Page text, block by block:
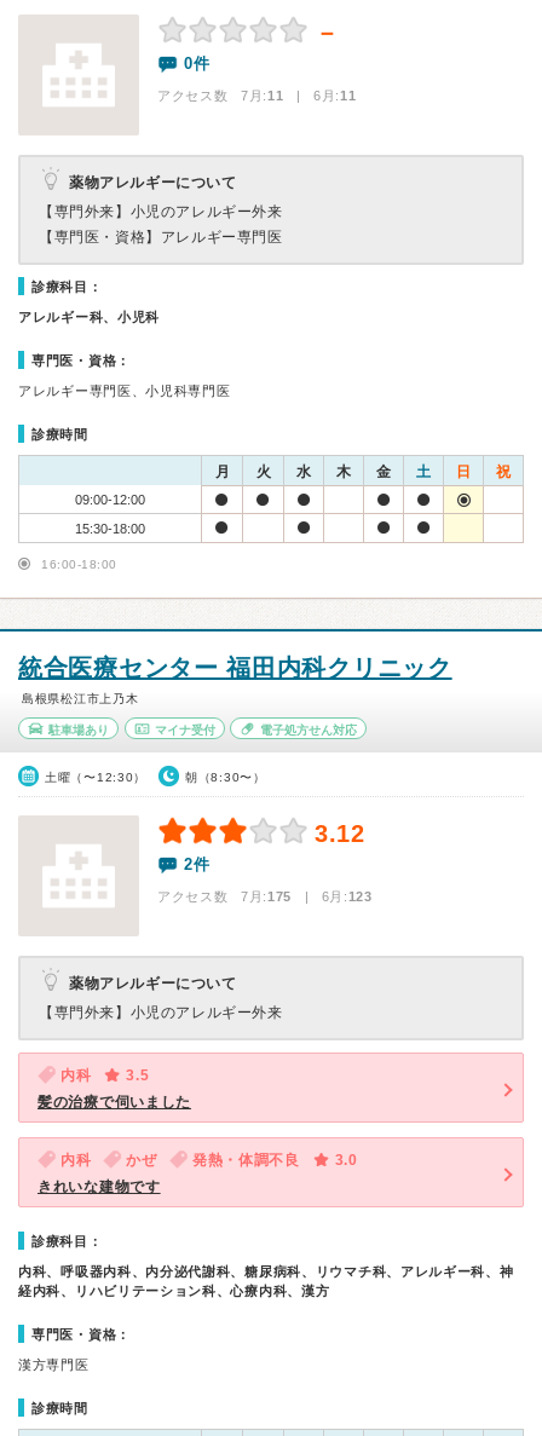
－
0件
アクセス数 7月:11 | 6月:11
薬物アレルギーについて
【専門外来】 小児のアレルギー外来
【専門医・資格】 アレルギー専門医
診療科目：
アレルギー科、小児科
専門医・資格：
アレルギー専門医、小児科専門医
診療時間
月 火 水 木 金 土 日 祝
09:00-12:00
15:30-18:00
16:00-18:00
統合医療センター 福田内科クリニック
島根県松江市上乃木
駐車場あり マイナ受付 電子処方せん対応
土曜（〜12:30） 朝（8:30〜）
3.12
2件
アクセス数 7月:175 | 6月:123
薬物アレルギーについて
【専門外来】 小児のアレルギー外来
内科
3.5
髪の治療で伺いました
内科 かぜ 発熱・体調不良
3.0
きれいな建物です
診療科目：
内科、呼吸器内科、内分泌代謝科、糖尿病科、リウマチ科、アレルギー科、神
経内科、リハビリテーション科、心療内科、漢方
専門医・資格：
漢方専門医
診療時間